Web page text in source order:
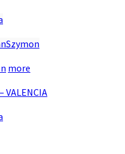
Szymon
more
VALENCIA